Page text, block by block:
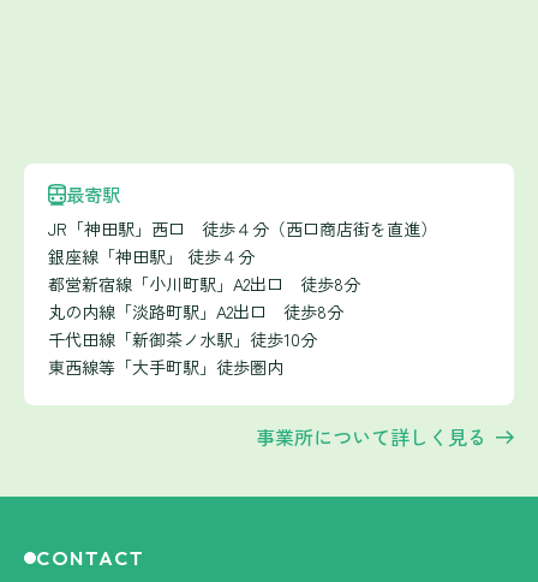
最寄駅
JR「神田駅」西口 徒歩４分（西口商店街を直進）
銀座線「神田駅」 徒歩４分
都営新宿線「小川町駅」A2出口 徒歩8分
丸の内線「淡路町駅」A2出口 徒歩8分
千代田線「新御茶ノ水駅」徒歩10分
東西線等「大手町駅」徒歩圏内
事業所について詳しく見る
CONTACT